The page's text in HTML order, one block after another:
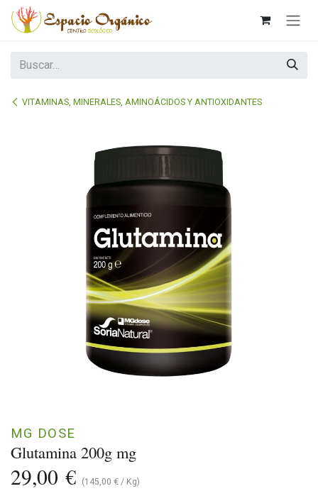
Ir al contenido
VITAMINAS, MINERALES, AMINOÁCIDOS Y ANTIOXIDANTES
Glutamina 200g mg
MG DOSE
29,00 € (145,00 € / Kg)